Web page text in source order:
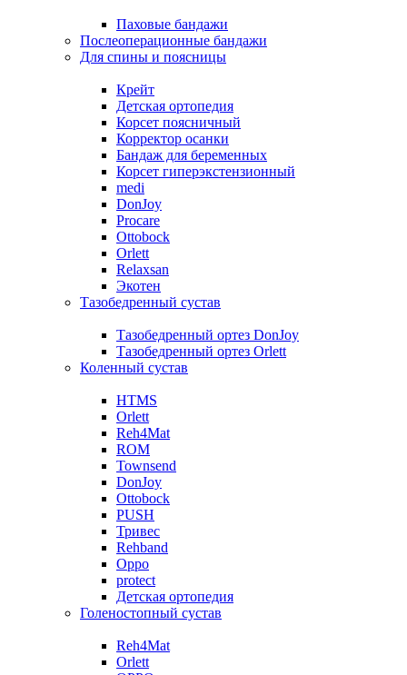
Паховые бандажи
Послеоперационные бандажи
Для спины и поясницы
Крейт
Детская ортопедия
Корсет поясничный
Корректор осанки
Бандаж для беременных
Корсет гиперэкстензионный
medi
DonJoy
Procare
Ottobock
Orlett
Relaxsan
Экотен
Тазобедренный сустав
Тазобедренный ортез DonJoy
Тазобедренный ортез Orlett
Коленный сустав
HTMS
Orlett
Reh4Mat
ROM
Townsend
DonJoy
Ottobock
PUSH
Тривес
Rehband
Oppo
protect
Детская ортопедия
Голеностопный сустав
Reh4Mat
Orlett